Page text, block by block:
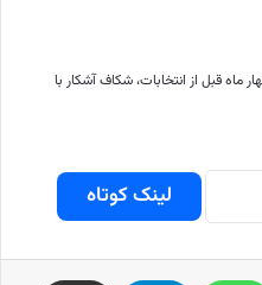
ماه قبل از انتخابات، شکاف آشکار با
لینک کوتاه